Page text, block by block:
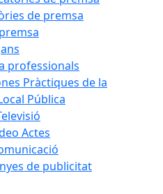
de premsa
professionals
Pràctiques de la
Pública
Actes
de publicitat